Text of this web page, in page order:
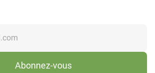
Abonnez-vous